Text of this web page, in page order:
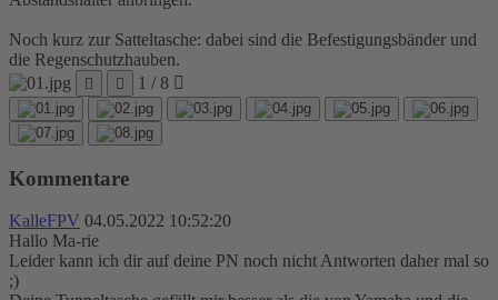
Noch kurz zur Satteltasche: dabei sind die Befestigungsbänder und
die Regenschutzhauben.
1 / 8
Kommentare
KalleFPV 04.05.2022 10:52:20
Hallo Ma-rie
Leider kann ich dir auf deine PN noch nicht Antworten daher mal so
;)